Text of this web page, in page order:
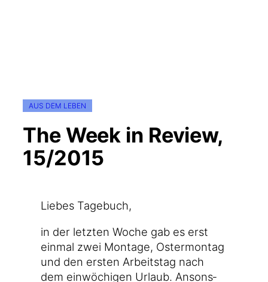
AUS DEM LEBEN
The Week in Review,
15/2015
Lie­bes Tagebuch,
in der letz­ten Woche gab es erst
ein­mal zwei Mon­ta­ge, Oster­mon­tag
und den ers­ten Arbeits­tag nach
dem ein­wö­chi­gen Urlaub. Ansons­